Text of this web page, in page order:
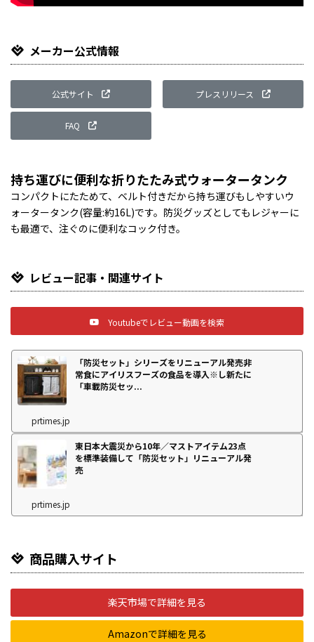
メーカー公式情報
公式サイト プレスリリース
FAQ
持ち運びに便利な折りたたみ式ウォータータンク
コンパクトにたためて、ベルト付きだから持ち運びもしやすいウ
ォータータンク(容量:約16L)です。防災グッズとしてもレジャーに
も最適で、注ぐのに便利なコック付き。
レビュー記事・関連サイト
Youtubeでレビュー動画を検索
「防災セット」シリーズをリニューアル発売非
常食にアイリスフーズの食品を導入※し新たに
「車載防災セッ...
prtimes.jp
東日本大震災から10年／マストアイテム23点
を標準装備して「防災セット」リニューアル発
売
prtimes.jp
商品購入サイト
楽天市場で詳細を見る
Amazonで詳細を見る